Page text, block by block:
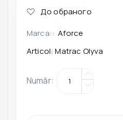
Marca:: Aforce
Articol: Matrac Olyva
Număr: